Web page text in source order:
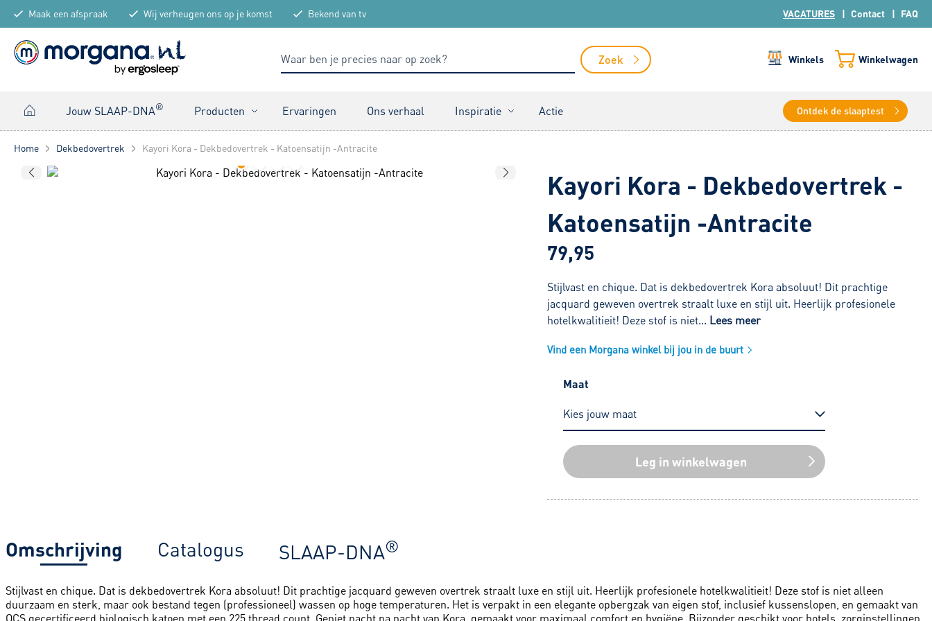
Maak een afspraak Wij verheugen ons op je komst Bekend van tv VACATURES Contact FAQ
Zoek Winkels Winkelwagen
Jouw SLAAP-DNA® Producten Ervaringen Ons verhaal Inspiratie Actie Ontdek de slaaptest
Home Dekbedovertrek Kayori Kora - Dekbedovertrek - Katoensatijn -Antracite
Kayori Kora - Dekbedovertrek -
Katoensatijn -Antracite
79,95
Stijlvast en chique. Dat is dekbedovertrek Kora absoluut! Dit prachtige
jacquard geweven overtrek straalt luxe en stijl uit. Heerlijk profesionele
hotelkwalitieit! Deze stof is niet... Lees meer
Vind een Morgana winkel bij jou in de buurt
Maat
Leg in winkelwagen
Omschrijving Catalogus SLAAP-DNA®
Stijlvast en chique. Dat is dekbedovertrek Kora absoluut! Dit prachtige jacquard geweven overtrek straalt luxe en stijl uit. Heerlijk profesionele hotelkwalitieit! Deze stof is niet alleen
duurzaam en sterk, maar ook bestand tegen (professioneel) wassen op hoge temperaturen. Het is verpakt in een elegante opbergzak van eigen stof, inclusief kussenslopen, en gemaakt van